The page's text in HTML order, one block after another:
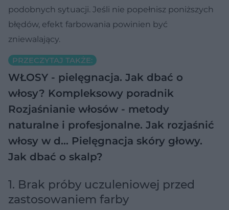
podobnych sytuacji. Jeśli nie popełnisz poniższych
błędów, efekt farbowania powinien być
zniewalający.
PRZECZYTAJ TAKŻE:
WŁOSY - pielęgnacja. Jak dbać o
włosy? Kompleksowy poradnik
Rozjaśnianie włosów - metody
naturalne i profesjonalne. Jak rozjaśnić
włosy w d… Pielęgnacja skóry głowy.
Jak dbać o skalp?
1. Brak próby uczuleniowej przed
zastosowaniem farby